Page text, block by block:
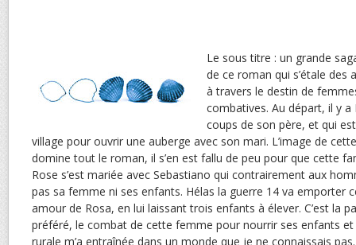
Le sous titre : un grande
de ce roman qui s’étale des
à travers le destin de
combatives. Au départ, il y a
coups de son père, et qui
village pour ouvrir une auberge avec son mari. L’image de
domine tout le roman, il s’en est fallu de peu pour que cette
Rose s’est mariée avec Sebastiano qui contrairement aux
pas sa femme ni ses enfants. Hélas la guerre 14 va emporter
amour de Rosa, en lui laissant trois enfants à élever. C’est la
préféré, le combat de cette femme pour nourrir ses enfants
rurale m’a entraînée dans un monde que je ne connaissais